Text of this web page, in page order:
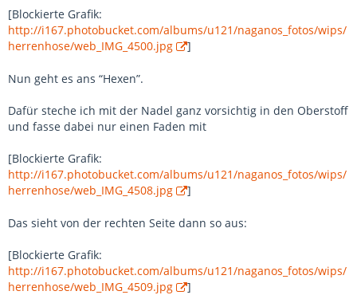
[Blockierte Grafik:
http://i167.photobucket.com/albums/u121/naganos_fotos/wips/
herrenhose/web_IMG_4500.jpg
]
Nun geht es ans “Hexen”.
Dafür steche ich mit der Nadel ganz vorsichtig in den Oberstoff
und fasse dabei nur einen Faden mit
[Blockierte Grafik:
http://i167.photobucket.com/albums/u121/naganos_fotos/wips/
herrenhose/web_IMG_4508.jpg
]
Das sieht von der rechten Seite dann so aus:
[Blockierte Grafik:
http://i167.photobucket.com/albums/u121/naganos_fotos/wips/
herrenhose/web_IMG_4509.jpg
]